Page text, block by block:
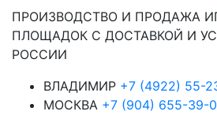
ПРОИЗВОДСТВО И ПРОДАЖА
ПЛОЩАДОК С ДОСТАВКОЙ И
РОССИИ
ВЛАДИМИР +7 (4922) 55-
МОСКВА +7 (904) 655-39-